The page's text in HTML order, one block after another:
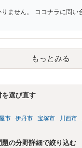
ません。 ココナラに問い
もっとみる
選び直す
市 伊丹市 宝塚市 川西市
の分野詳細で絞り込む